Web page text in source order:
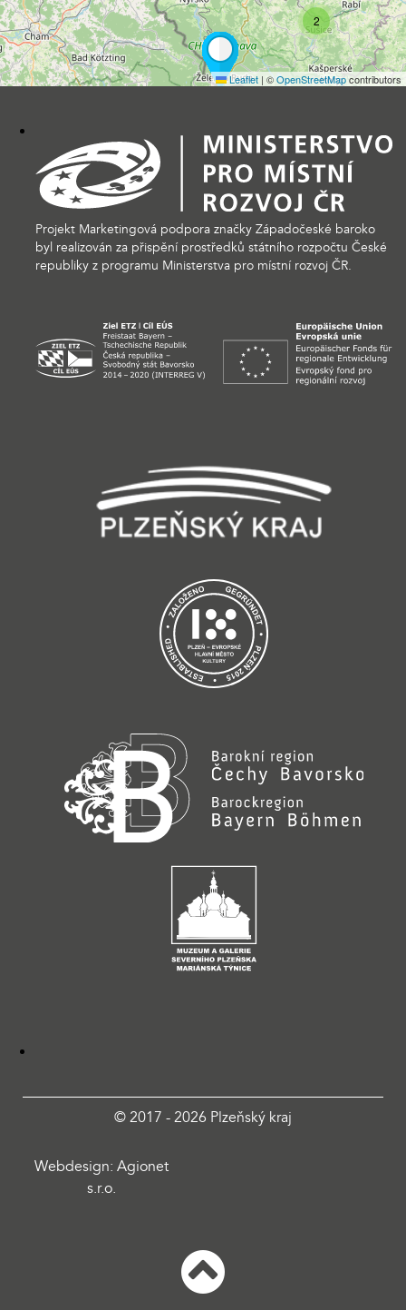
2
Leaflet | ©OpenStreetMapcontributors
Projekt Marketingová podpora značky Západočeské baroko
byl realizován za přispění prostředků státního rozpočtu České
republiky z programu Ministerstva pro místní rozvoj ČR.
© 2017 - 2026 Plzeňský kraj
Webdesign: Agionet
s.r.o.